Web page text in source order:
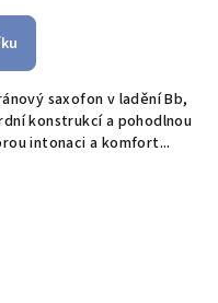
saxofon v ladění Bb,
konstrukcí a pohodlnou
intonaci a komfort...